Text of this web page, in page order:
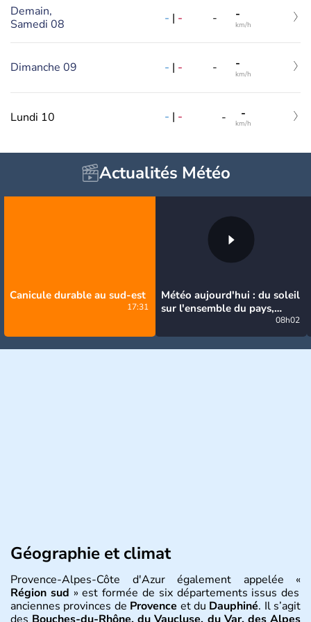
Demain,
Samedi 08
- | - - -
km/h
Dimanche 09 - | - - -
km/h
Lundi 10 - | - - -
km/h
Actualités Météo
Canicule durable au sud-est
17:31
Météo aujourd'hui : du soleil
sur l'ensemble du pays,
jusqu'à 40°C au sud-est08h02
Géographie et climat
Provence-Alpes-Côte d'Azur également appelée «
Région sud » est formée de six départements issus des
anciennes provinces de Provence et du Dauphiné. Il s’agit
des Bouches-du-Rhône, du Vaucluse, du Var, des Alpes